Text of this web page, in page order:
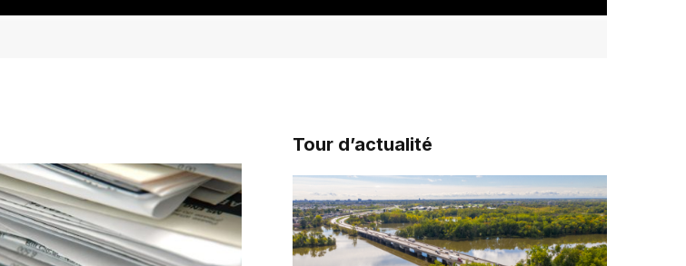
Tour d’actualité